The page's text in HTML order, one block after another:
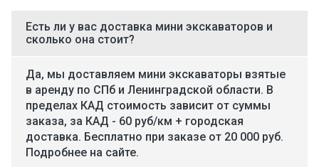
Есть ли у вас доставка мини экскаваторов и
сколько она стоит?
Да, мы доставляем мини экскаваторы взятые
в аренду по СПб и Ленинградской области. В
пределах КАД стоимость зависит от суммы
заказа, за КАД - 60 руб/км + городская
доставка. Бесплатно при заказе от 20 000 руб.
Подробнее на сайте.